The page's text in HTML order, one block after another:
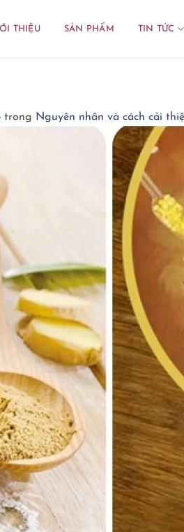
THIỆU SẢN PHẨM TIN TỨC
trong Nguyên nhân và cách cải